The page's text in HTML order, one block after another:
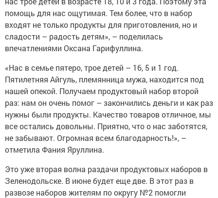
помощь для нас ощутимая. Тем более, что в набор
входят не только продукты для приготовления, но и
сладости – радость детям», – поделилась
впечатлениями Оксана Гарифуллина.
«Нас в семье пятеро, трое детей – 16, 5 и 1 год.
Пятилетняя Айгуль, племянница мужа, находится под
нашей опекой. Получаем продуктовый набор второй
раз: нам он очень помог – закончились деньги и как раз
нужны были продукты. Качество товаров отличное, мы
все остались довольны. Приятно, что о нас заботятся,
не забывают. Огромная всем благодарность!», –
отметила Фания Яруллина.
Это уже вторая волна раздачи продуктовых наборов в
Зеленодольске. В июне будет еще две. В этот раз в
развозе наборов жителям по округу №2 помогли